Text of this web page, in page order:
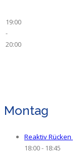
19:00
-
20:00
Montag
Reaktiv Rücken
18:00- 18:45